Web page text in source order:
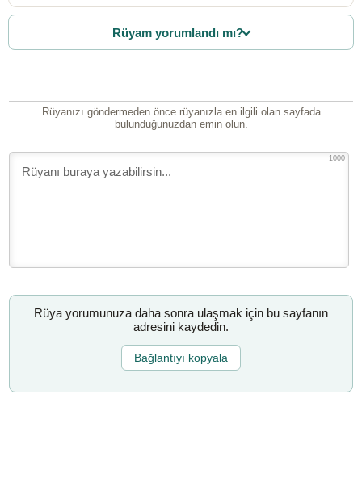
Rüyam yorumlandı mı?
Rüyanızı göndermeden önce rüyanızla en ilgili olan sayfada
bulunduğunuzdan emin olun.
1000
Rüya yorumunuza daha sonra ulaşmak için bu sayfanın
adresini kaydedin.
Bağlantıyı kopyala